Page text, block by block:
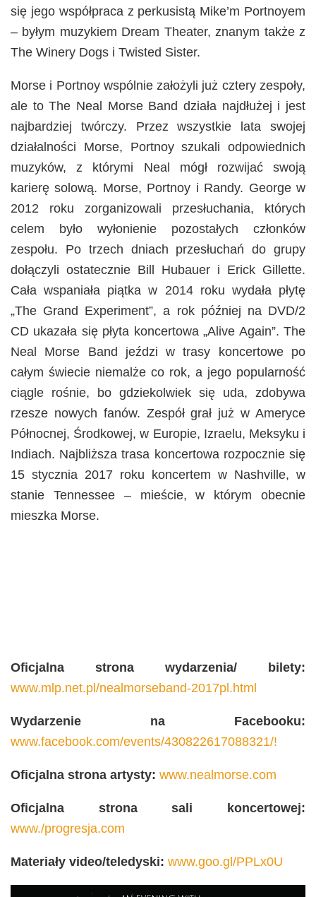
się jego współpraca z perkusistą Mike’m Portnoyem
– byłym muzykiem Dream Theater, znanym także z
The Winery Dogs i Twisted Sister.
Morse i Portnoy wspólnie założyli już cztery zespoły,
ale to The Neal Morse Band działa najdłużej i jest
najbardziej twórczy. Przez wszystkie lata swojej
działalności Morse, Portnoy szukali odpowiednich
muzyków, z którymi Neal mógł rozwijać swoją
karierę solową. Morse, Portnoy i Randy. George w
2012 roku zorganizowali przesłuchania, których
celem było wyłonienie pozostałych członków
zespołu. Po trzech dniach przesłuchań do grupy
dołączyli ostatecznie Bill Hubauer i Erick Gillette.
Cała wspaniała piątka w 2014 roku wydała płytę
„The Grand Experiment”, a rok później na DVD/2
CD ukazała się płyta koncertowa „Alive Again”. The
Neal Morse Band jeździ w trasy koncertowe po
całym świecie niemalże co rok, a jego popularność
ciągle rośnie, bo gdziekolwiek się uda, zdobywa
rzesze nowych fanów. Zespół grał już w Ameryce
Północnej, Środkowej, w Europie, Izraelu, Meksyku i
Indiach. Najbliższa trasa koncertowa rozpocznie się
15 stycznia 2017 roku koncertem w Nashville, w
stanie Tennessee – mieście, w którym obecnie
mieszka Morse.
Oficjalna strona wydarzenia/ bilety:
www.mlp.net.pl/nealmorseband-2017pl.html
Wydarzenie na Facebooku:
www.facebook.com/events/430822617088321/!
Oficjalna strona artysty: www.nealmorse.com
Oficjalna strona sali koncertowej:
www./progresja.com
Materiały video/teledyski: www.goo.gl/PPLx0U